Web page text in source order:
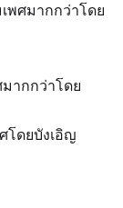
พศมากกว่าโดย
ากกว่าโดย
โดยบังเอิญ